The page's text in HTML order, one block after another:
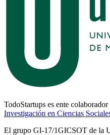
TodoStartups es ente
Investigación en Ciencias
El grupo GI-17/1GICSOT de la